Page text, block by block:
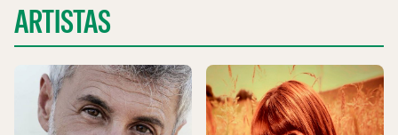
ARTISTAS